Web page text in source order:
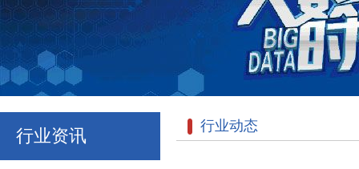
行业资讯 行业动态